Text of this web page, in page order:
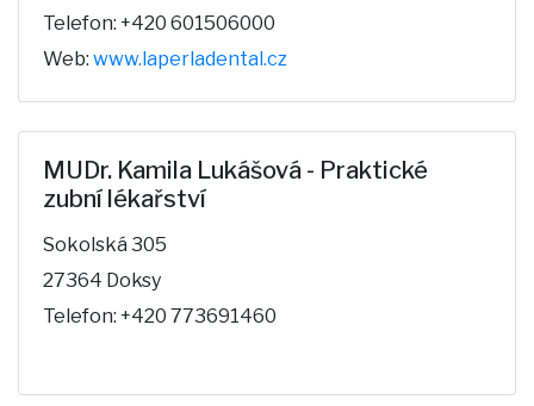
Telefon: +420 601506000
Web: www.laperladental.cz
MUDr. Kamila Lukášová - Praktické
zubní lékařství
Sokolská 305
27364 Doksy
Telefon: +420 773691460